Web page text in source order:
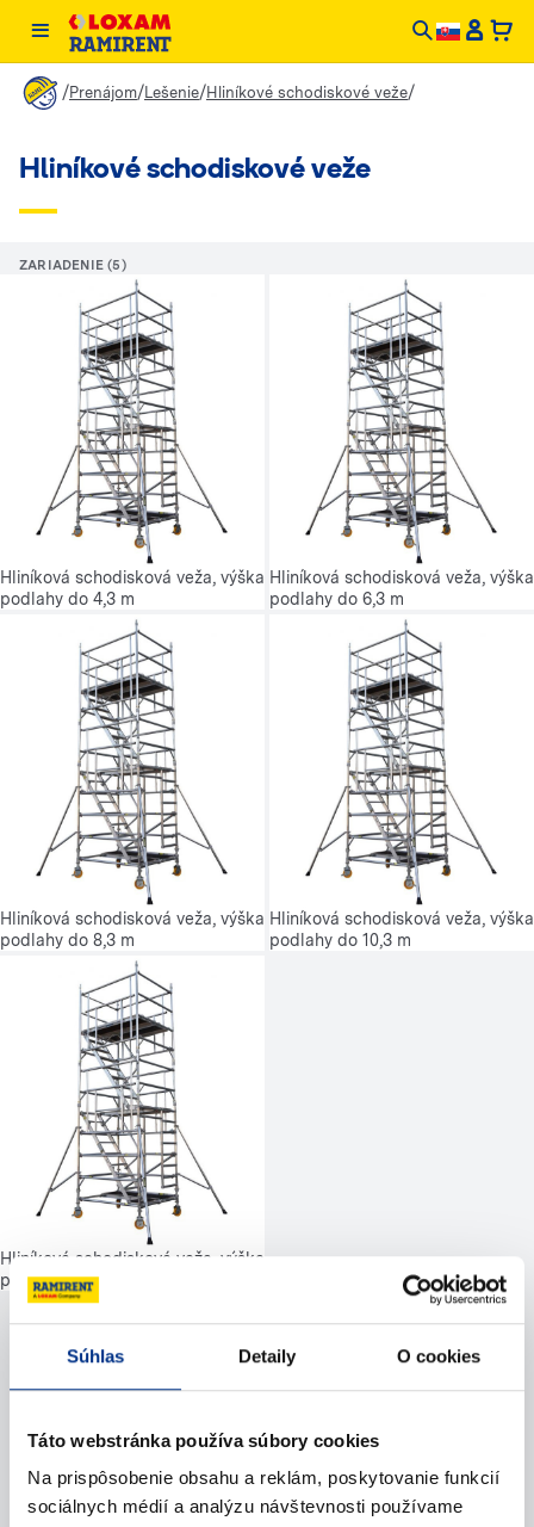
Súhlas Detaily O cookies
Táto webstránka používa súbory cookies
Na prispôsobenie obsahu a reklám, poskytovanie funkcií
sociálnych médií a analýzu návštevnosti používame
/Prenájom/Lešenie/Hliníkové schodiskové veže/
Hliníkové schodiskové veže
ZARIADENIE (5)
Hliníková schodisková veža, výška
podlahy do 4,3 m
Hliníková schodisková veža, výška
podlahy do 6,3 m
Hliníková schodisková veža, výška
podlahy do 8,3 m
Hliníková schodisková veža, výška
podlahy do 10,3 m
Hliníková schodisková veža, výška
podlahy do 12,3 m